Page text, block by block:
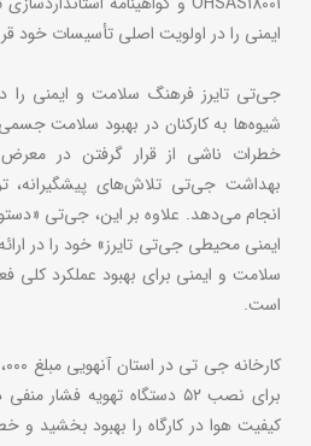
ایمنی را در اولویت اصلی تأسیسات خود
جی‌تی تایرز فرهنگ سلامت و ایمنی را
شیوه‌ها به کارکنان در بهبود سلامت
خطرات ناشی از قرار گرفتن در
بهداشت جی‌تی تلاش‌های پیشگیرانه،
انجام می‌دهد. علاوه بر این، جی‌تی
ایمنی محیطی جی‌تی تایرز» خود را در
سلامت و ایمنی برای بهبود عملکرد کلی
است.
برای نصب ۵۲ دستگاه تهویه
کیفیت هوا در کارگاه را بهبود بخشید